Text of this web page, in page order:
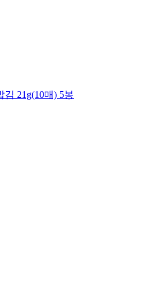
21g(10매) 5봉